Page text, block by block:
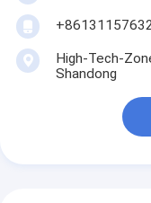
High-Tech-
Shandong